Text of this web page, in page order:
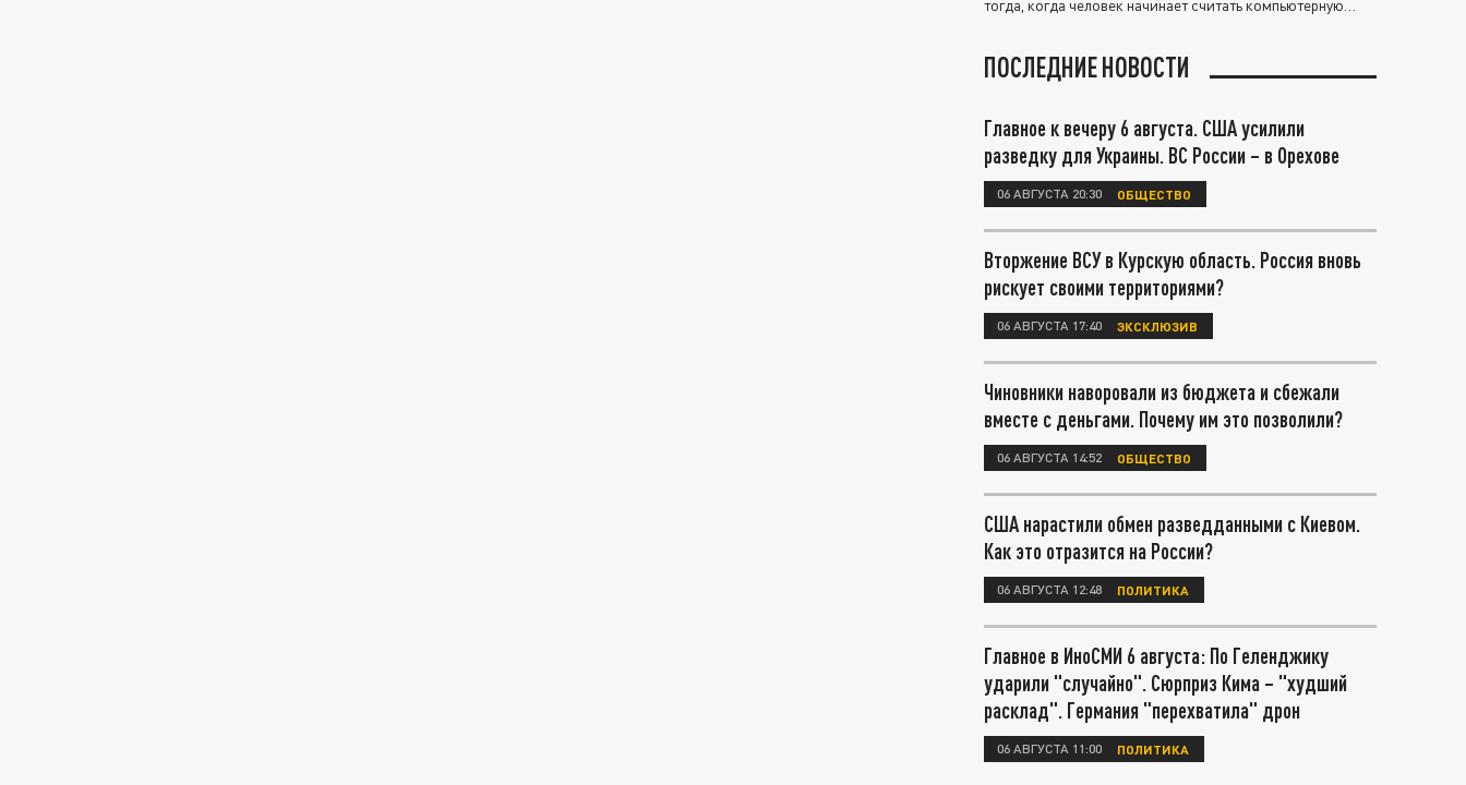
тогда, когда человек начинает считать компьютерную
ПОСЛЕДНИЕ НОВОСТИ
Главное к вечеру 6 августа. США усилили
разведку для Украины. ВС России – в Орехове
06 АВГУСТА 20:30 ОБЩЕСТВО
Вторжение ВСУ в Курскую область. Россия вновь
рискует своими территориями?
06 АВГУСТА 17:40 ЭКСКЛЮЗИВ
Чиновники наворовали из бюджета и сбежали
вместе с деньгами. Почему им это позволили?
06 АВГУСТА 14:52 ОБЩЕСТВО
США нарастили обмен разведданными с Киевом.
Как это отразится на России?
06 АВГУСТА 12:48 ПОЛИТИКА
Главное в ИноСМИ 6 августа: По Геленджику
ударили "случайно". Сюрприз Кима – "худший
расклад". Германия "перехватила" дрон
06 АВГУСТА 11:00 ПОЛИТИКА